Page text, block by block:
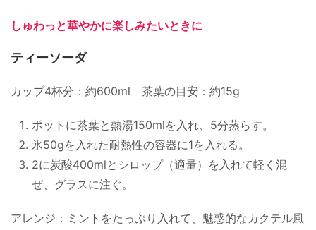
しゅわっと華やかに楽しみたいときに
ティーソーダ
カップ4杯分：約600ml 茶葉の目安：約15g
ポットに茶葉と熱湯150mlを入れ、5分蒸らす。
氷50gを入れた耐熱性の容器に1を入れる。
2に炭酸400mlとシロップ（適量）を入れて軽く混
ぜ、グラスに注ぐ。
アレンジ：ミントをたっぷり入れて、魅惑的なカクテル風